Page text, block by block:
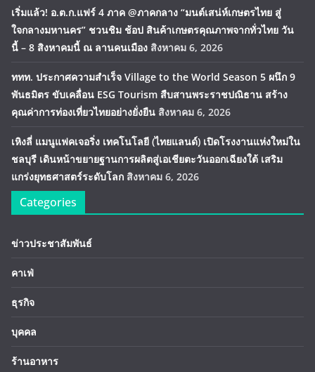
เริ่มแล้ว! อ.ต.ก.แฟร์ 4 ภาค @ภาคกลาง “มนต์เสน่ห์เกษตรไทย สู่
ใจกลางมหานคร” ชวนชิม ช้อป สินค้าเกษตรคุณภาพจากทั่วไทย วัน
นี้ – 8 สิงหาคมนี้ ณ ลานคนเมือง สิงหาคม 6, 2026
ททท. ประกาศความสำเร็จ Village to the World Season 5 ผนึก 9
พันธมิตร ขับเคลื่อน ESG Tourism สืบสานพระราชปณิธาน สร้าง
คุณค่าการท่องเที่ยวไทยอย่างยั่งยืน สิงหาคม 6, 2026
เหิงลี่ แมนูแฟคเจอริ่ง เทคโนโลยี (ไทยแลนด์) เปิดโรงงานแห่งใหม่ใน
ชลบุรี เดินหน้าขยายฐานการผลิตสู่เอเชียตะวันออกเฉียงใต้ เสริม
แกร่งยุทธศาสตร์ระดับโลก สิงหาคม 6, 2026
Categories
ข่าวประชาสัมพันธ์
คาเฟ่
ธุรกิจ
บุคคล
ร้านอาหาร